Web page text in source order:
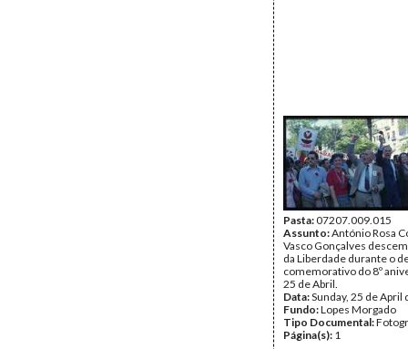
Pasta:07207.009.015
Assunto:António Rosa
Vasco Gonçalves
da Liberdade durante o
comemorativo do 8º
25 de Abril.
Data:Sunday, 25 de April
Fundo:Lopes Morgado
Tipo Documental:
Página(s): 1